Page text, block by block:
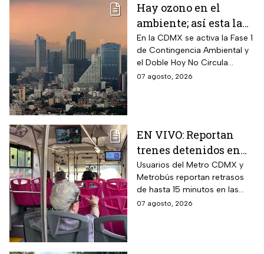
Hay ozono en el
ambiente; así esta la
calidad del aire en
CDMX hoy
En la CDMX se activa la Fase 1
de Contingencia Ambiental y
el Doble Hoy No Circula
cuando hay altos índices de
07 agosto, 2026
EN VIVO: Reportan
trenes detenidos en
líneas del Metro
CDMX hoy 7 de agosto;
Metrobús restablece
servicio
Usuarios del Metro CDMX y
Metrobús reportan retrasos
de hasta 15 minutos en las
líneas
07 agosto, 2026